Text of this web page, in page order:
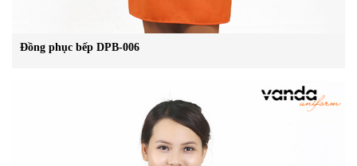
Đồng phục bếp DPB-006